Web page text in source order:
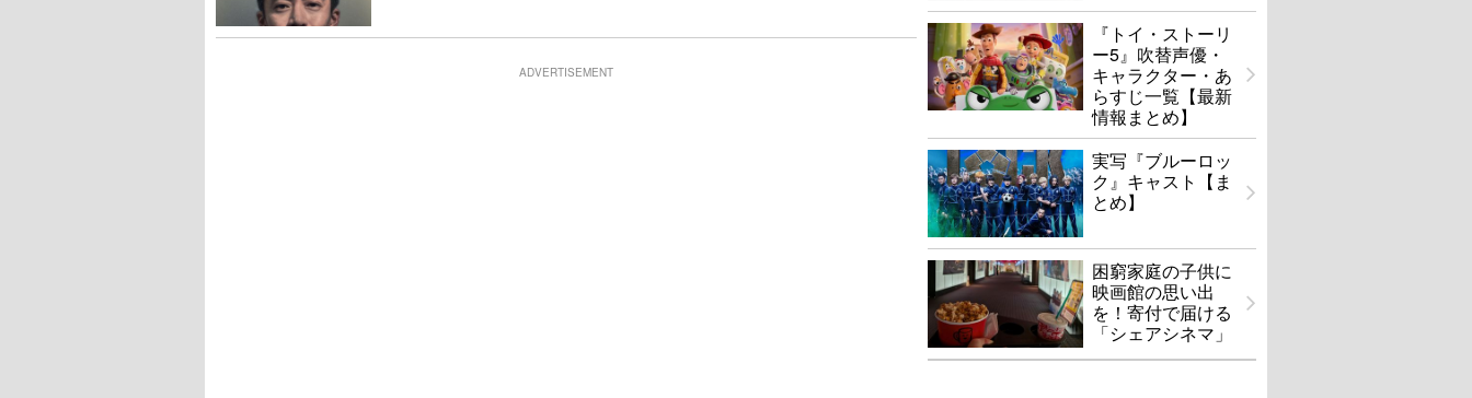
ADVERTISEMENT
『トイ・ストーリ
ー5』吹替声優・
キャラクター・あ
らすじ一覧【最新
情報まとめ】
実写『ブルーロッ
ク』キャスト【ま
とめ】
困窮家庭の子供に
映画館の思い出
を！寄付で届ける
「シェアシネマ」